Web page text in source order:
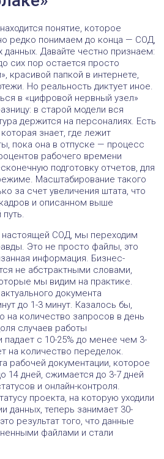
понятие, которое
редко понимаем до конца — СОД,
данных. Давайте честно признаем:
сих пор остается просто
красивой папкой в интернете,
Но реальность диктует иное.
в «цифровой нервный узел»
в старой модели вся
держится на персоналиях. Есть
знает, где лежит
пока она в отпуске — процесс
рабочего времени
подготовку отчетов, для
Масштабирование такого
за счет увеличения штата, что
и описанном выше
СОД, мы переходим
Это не просто файлы, это
информация. Бизнес-
не абстрактными словами,
мы видим на практике.
документа
до 1-3 минут. Казалось бы,
на количество запросов в день
случаев работы
падает с 10-25% до менее чем 3-
на количество переделок.
рабочей документации, которое
14 дней, сжимается до 3-7 дней
и онлайн-контроля.
проекта, на которую уходили
данных, теперь занимает 30-
результат того, что данные
файлами и стали